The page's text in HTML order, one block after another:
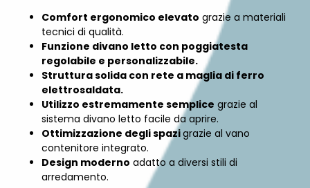
Comfort ergonomico elevato grazie a materiali
tecnici di qualità.
Funzione divano letto con poggiatesta
regolabile e personalizzabile.
Struttura solida con rete a maglia di ferro
elettrosaldata.
Utilizzo estremamente semplice grazie al
sistema divano letto facile da aprire.
Ottimizzazione degli spazigrazie al vano
contenitore integrato.
Design moderno adatto a diversi stili di
arredamento.